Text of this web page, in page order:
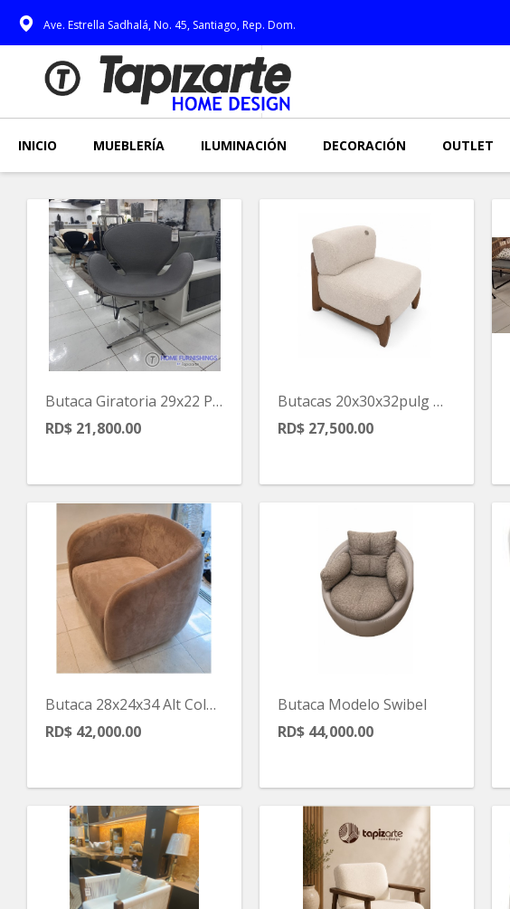
Ave. Estrella Sadhalá, No. 45, Santiago, Rep. Dom.
INICIO MUEBLERÍA ILUMINACIÓN DECORACIÓN OUTLET
Butaca Giratoria 29x22 Pulg.gris
RD$ 21,800.00
Butacas 20x30x32pulg Mashmallow Brazil
RD$ 27,500.00
Butaca 28x24x34 Alt Color Marron
RD$ 42,000.00
Butaca Modelo Swibel
RD$ 44,000.00